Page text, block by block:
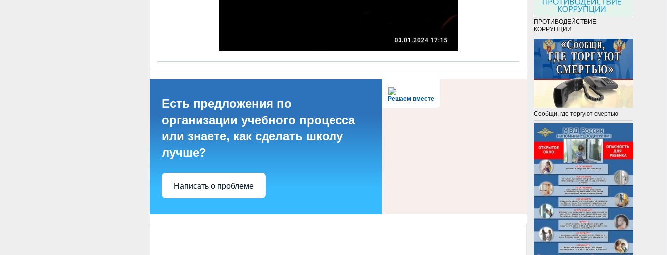
ПРОТИВОДЕЙСТВИЕ
КОРРУПЦИИ
Сообщи, где торгуют смертью
Решаем вместе
Есть предложения по
организации учебного процесса
или знаете, как сделать школу
лучше?
Написать о проблеме